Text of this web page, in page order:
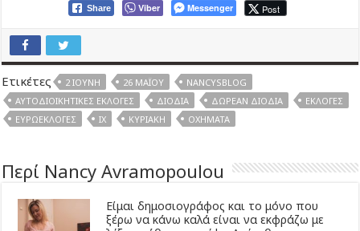
Share Viber Messenger Post
Ετικέτες 2 ΙΟΎΝΗ 26 ΜΑΪ́ΟΥ
NANCYSBLOG
ΑΥΤΟΔΙΟΙΚΗΤΙΚΈΣ ΕΚΛΟΓΈΣ
ΔΙΌΔΙΑ ΔΩΡΕΆΝ ΔΙΌΔΙΑ
ΕΚΛΟΓΈΣ
ΕΥΡΩΕΚΛΟΓΈΣ
ΙΧ ΚΥΡΙΑΚΉ ΟΧΉΜΑΤΑ
Περί Nancy Avramopoulou
Είμαι δημοσιογράφος και το μόνο που
ξέρω να κάνω καλά είναι να εκφράζω με